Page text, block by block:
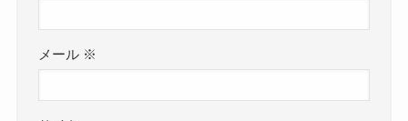
メール ※